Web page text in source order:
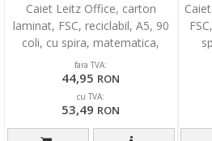
Caiet Leitz Office, carton
laminat, FSC, reciclabil, A5, 90
coli, cu spira, matematica,
albastru
fara TVA:
44,95 RON
cu TVA:
53,49 RON